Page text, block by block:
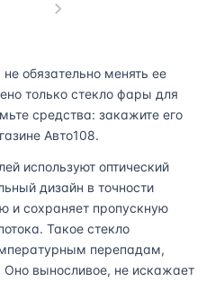
обязательно менять ее
только стекло фары для
средства: закажите его
Авто108.
используют оптический
дизайн в точности
и сохраняет пропускную
Такое стекло
перепадам,
Оно выносливое, не искажает